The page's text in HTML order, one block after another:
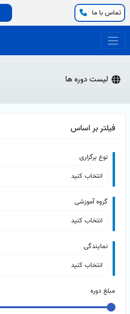
تماس با ما
لیست دوره ها
فیلتر بر اساس
نوع برگزاری
گروه آموزشی
نمایندگی
مبلغ دوره